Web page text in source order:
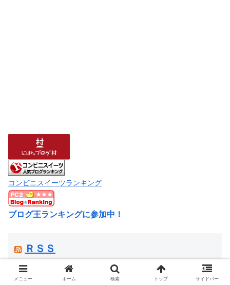
コンビニスイーツランキング
ブログ王ランキングに参加中！
ＲＳＳ
メニュー ホーム 検索 トップ サイドバー